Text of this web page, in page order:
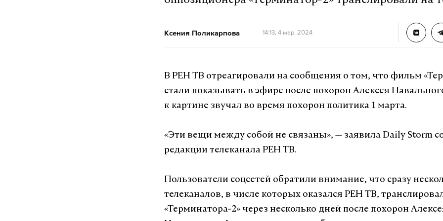
Ксения Поликарпова 14:13, 4 мар. 2024
В РЕН ТВ отреагировали на сообщения о том, что фильм
стали показывать в эфире после похорон Алексея
к картине звучал во время похорон политика 1 марта.
«Эти вещи между собой не связаны», — заявила Daily Storm
редакции телеканала РЕН ТВ.
Пользователи соцсетей обратили внимание, что сразу
телеканалов, в числе которых оказался РЕН ТВ,
«Терминатора-2» через несколько дней после похорон